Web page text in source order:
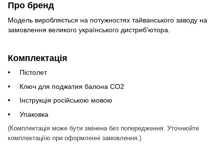
Про бренд
Модель виробляється на потужностях тайванського заводу на
замовлення великого українського дистриб'ютора.
Комплектація
Пістолет
Ключ для поджатия балона CO2
Інструкція російською мовою
Упаковка
(Комплектація може бути змінена без попередження. Уточнюйте
комплектаціїю при оформленні замовлення.)